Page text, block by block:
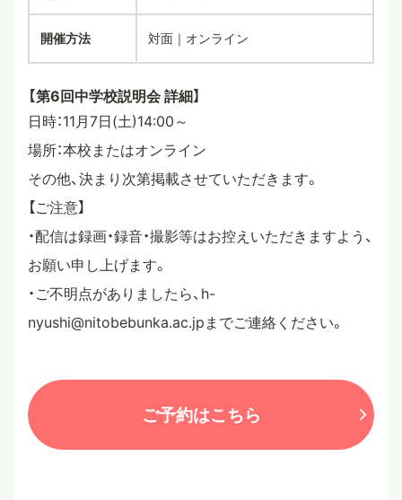
ニュース
教員ブログ
在校生・保護者・卒業生の方へ
開催方法 対面｜オンライン
【第6回中学校説明会 詳細】
日時：11月7日(土)14:00～
場所：本校またはオンライン
その他、決まり次第掲載させていただきます。
【ご注意】
・配信は録画・録音・撮影等はお控えいただきますよう、
お願い申し上げます。
・ご不明点がありましたら、h-
nyushi@nitobebunka.ac.jpまでご連絡ください。
ご予約はこちら